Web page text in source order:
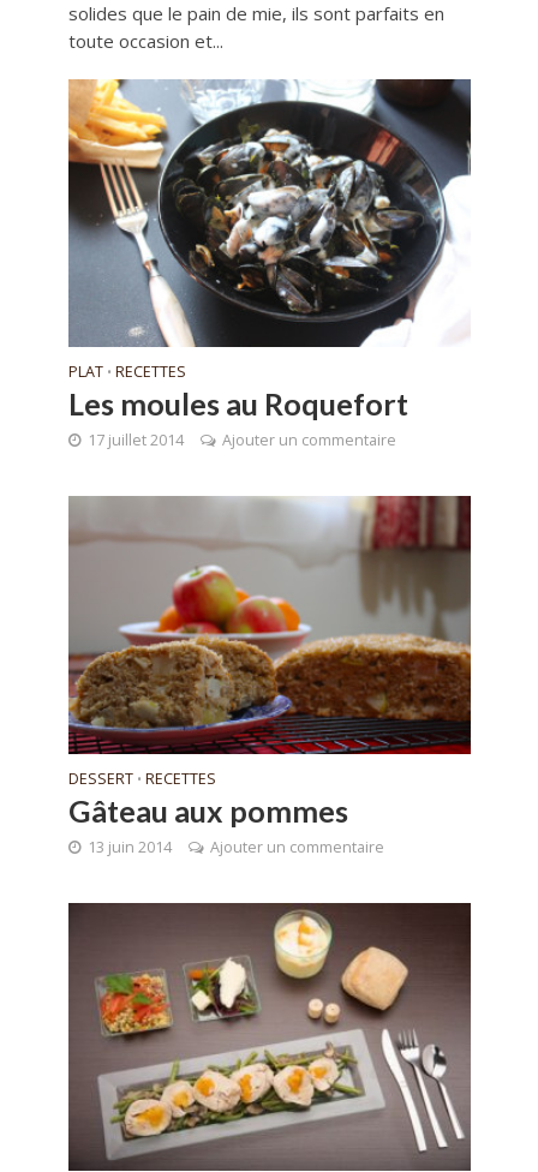
solides que le pain de mie, ils sont parfaits en
toute occasion et...
PLAT • RECETTES
Les moules au Roquefort
17 juillet 2014 Ajouter un commentaire
DESSERT • RECETTES
Gâteau aux pommes
13 juin 2014 Ajouter un commentaire